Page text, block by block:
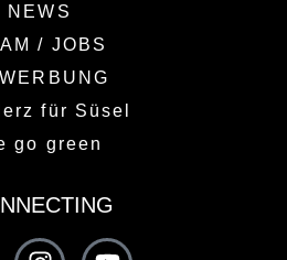
NEWS
/ JOBS
für Süsel
go green